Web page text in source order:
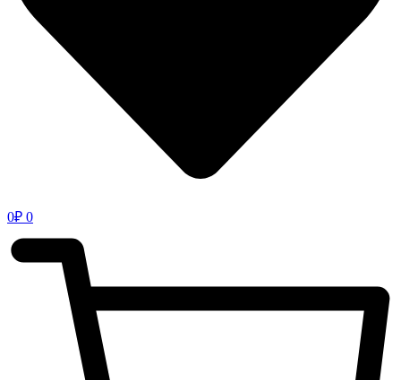
0₽ 0